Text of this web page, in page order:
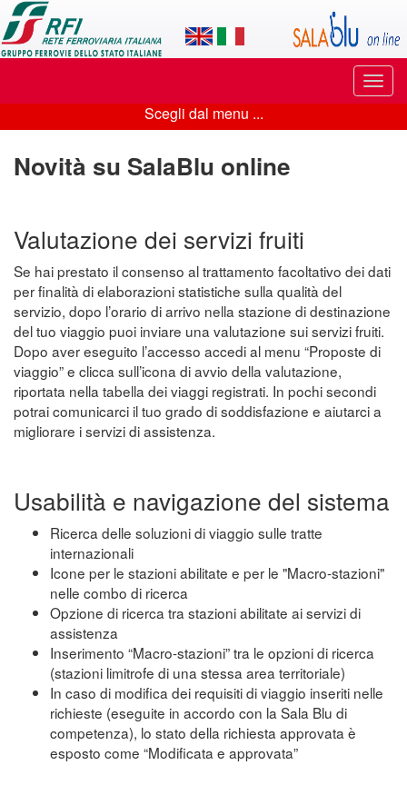
Applicazione
SalaBlu
Online
di
Rete
Ferroviaria
di
Scegli
dal
menu
Scegli dal menu ...
Novità su SalaBlu online
Valutazione dei servizi fruiti
Se hai prestato il consenso al trattamento facoltativo dei dati
per finalità di elaborazioni statistiche sulla qualità del
servizio, dopo l’orario di arrivo nella stazione di destinazione
del tuo viaggio puoi inviare una valutazione sui servizi fruiti.
Dopo aver eseguito l’accesso accedi al menu “Proposte di
viaggio” e clicca sull’icona di avvio della valutazione,
riportata nella tabella dei viaggi registrati. In pochi secondi
potrai comunicarci il tuo grado di soddisfazione e aiutarci a
migliorare i servizi di assistenza.
Usabilità e navigazione del sistema
Ricerca delle soluzioni di viaggio sulle tratte
internazionali
Icone per le stazioni abilitate e per le "Macro-stazioni"
nelle combo di ricerca
Opzione di ricerca tra stazioni abilitate ai servizi di
assistenza
Inserimento “Macro-stazioni” tra le opzioni di ricerca
(stazioni limitrofe di una stessa area territoriale)
In caso di modifica dei requisiti di viaggio inseriti nelle
richieste (eseguite in accordo con la Sala Blu di
competenza), lo stato della richiesta approvata è
esposto come “Modificata e approvata”